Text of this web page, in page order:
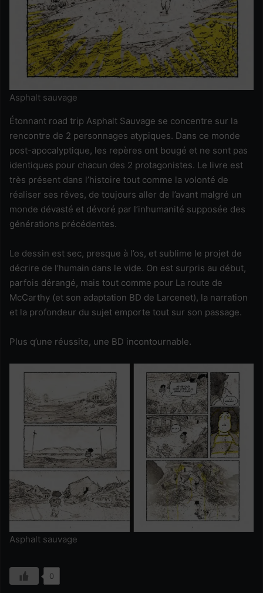
Asphalt sauvage
Étonnant road trip Asphalt Sauvage se concentre sur la
rencontre de 2 personnages atypiques. Dans ce monde
post-apocalyptique, les repères ont bougé et ne sont pas
identiques pour chacun des 2 protagonistes. Le livre est
très présent dans l’histoire tout comme la volonté de
réaliser ses rêves, de toujours aller de l’avant malgré un
monde dévasté et dévoré par l’inhumanité supposée des
générations précédentes.
Le dessin est sec, presque à l’os, et sublime le projet de
décrire de l’humain dans le vide. On est surpris au début,
parfois dérangé, mais tout comme pour La route de
McCarthy (et son adaptation BD de Larcenet), la narration
et la profondeur du sujet emporte tout sur son passage.
Plus q’une réussite, une BD incontournable.
Asphalt sauvage
0